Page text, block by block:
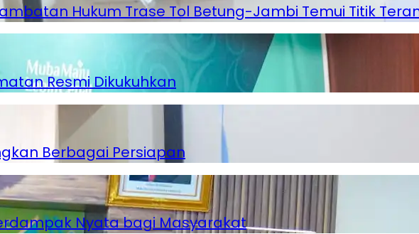
Hukum Trase Tol Betung-Jambi Temui Titik
Resmi Dikukuhkan
Berbagai Persiapan
Nyata bagi Masyarakat